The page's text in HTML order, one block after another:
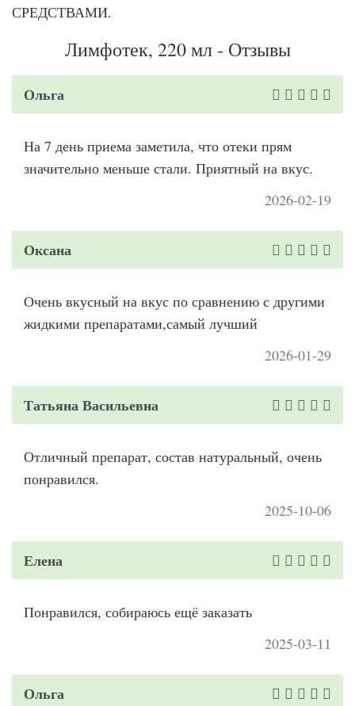
СРЕДСТВАМИ.
Лимфотек, 220 мл - Отзывы
Ольга
На 7 день приема заметила, что отеки прям
значительно меньше стали. Приятный на вкус.
2026-02-19
Оксана
Очень вкусный на вкус по сравнению с другими
жидкими препаратами,самый лучший
2026-01-29
Татьяна Васильевна
Отличный препарат, состав натуральный, очень
понравился.
2025-10-06
Елена
Понравился, собираюсь ещё заказать
2025-03-11
Ольга